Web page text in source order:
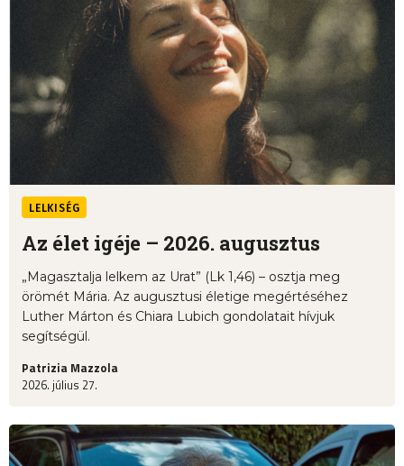
LELKISÉG
Az élet igéje – 2026. augusztus
„Magasztalja lelkem az Urat” (Lk 1,46) – osztja meg
örömét Mária. Az augusztusi életige megértéséhez
Luther Márton és Chiara Lubich gondolatait hívjuk
segítségül.
Patrizia Mazzola
2026. július 27.